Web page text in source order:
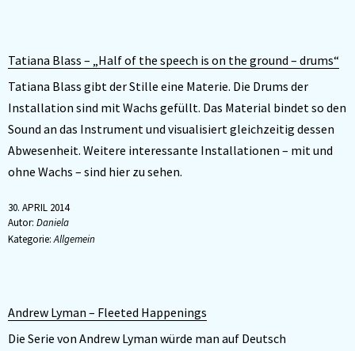
Tatiana Blass – „Half of the speech is on the ground – drums“
Tatiana Blass gibt der Stille eine Materie. Die Drums der
Installation sind mit Wachs gefüllt. Das Material bindet so den
Sound an das Instrument und visualisiert gleichzeitig dessen
Abwesenheit. Weitere interessante Installationen – mit und
ohne Wachs – sind hier zu sehen.
30. APRIL 2014
Autor: Daniela
Kategorie:Allgemein
Andrew Lyman – Fleeted Happenings
Die Serie von Andrew Lyman würde man auf Deutsch